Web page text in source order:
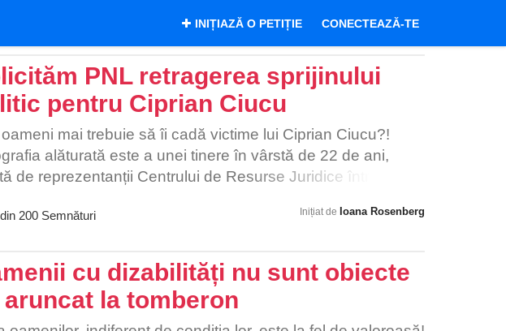
INIȚIAZĂ O PETIȚIE CONECTEAZĂ-TE
PNL retragerea sprijinului
pentru Ciprian Ciucu
mai trebuie să îi cadă victime lui Ciprian Ciucu?!
alăturată este a unei tinere în vârstă de 22 de ani,
de reprezentanții Centrului de Resurse Juridice într-un
acolo de angajati ai DGASPC S6, din subordinea
fecale și sânge. Este doar una dintre cele 5 victime.
DGASPC S6 susțin însă că au făcut verificări la
centru în urmă cu o lună și beneficiarii erau „bine îngrijiți”.
mai afirmă că cele victimele au fot trimise la Mureș pe
din 200Semnături Inițiat de Ioana Rosenberg
cu dizabilități nu sunt obiecte
aruncat la tomberon